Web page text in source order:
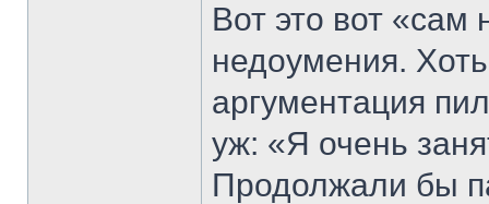
Вот это вот «сам
недоумения.
аргументация
уж: «Я очень
Продолжали бы